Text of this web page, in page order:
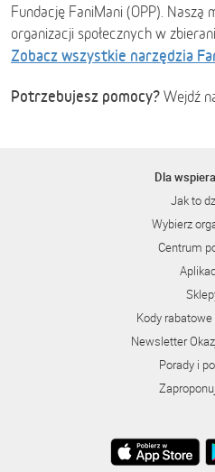
Fundację FaniMani (OPP). Naszą
organizacji społecznych w
Zobacz wszystkie narzędzia
Potrzebujesz pomocy? Wejdź
Dla
Jak to
Wybierz
Centrum
Kody
Newsletter
Porady i